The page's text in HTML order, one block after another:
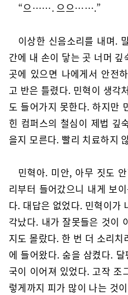
“으……. 으으…….”
이상한 신음소리를 내며.
간에 내 손이 닿는 곳 너머
곳에 있으면 나에게서 안전
고 반은 틀렸다. 민혁이 생각
도 들어가지 못한다. 하지만
힌 컴퍼스의 철심이 제법 깊
을지 모른다. 빨리 치료하지
민혁아. 미안, 아무 짓도
리부터 들어갔으니 내게 보
다. 대답은 없었다. 민혁이가
각났다. 내가 잘못들은 것이
지도 몰랐다. 한 번 더 소리
에 들어왔다. 숨을 삼켰다.
국이 이어져 있었다. 고작 조
렇게까지 피가 많이 나는 것